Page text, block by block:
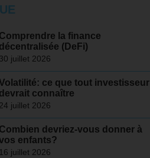
la finance
(DeFi)
juillet 2026
ce que tout investisseur
connaître
juillet 2026
devriez-vous donner à
enfants?
juillet 2026